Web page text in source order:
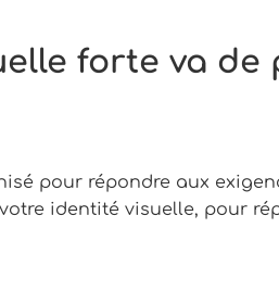
forte va
pour répondre aux
identité visuelle, pour